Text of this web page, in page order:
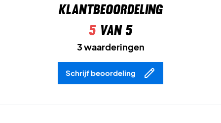
Klantbeoordeling
5van 5
3 waarderingen
Schrijf beoordeling